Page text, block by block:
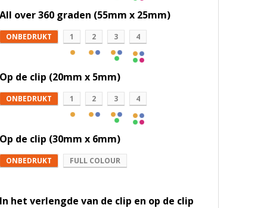
All over 360 graden (55mm x 25mm)
ONBEDRUKT 1 2 3 4
Op de clip (20mm x 5mm)
ONBEDRUKT 1 2 3 4
Op de clip (30mm x 6mm)
ONBEDRUKT FULL COLOUR
In het verlengde van de clip en op de clip